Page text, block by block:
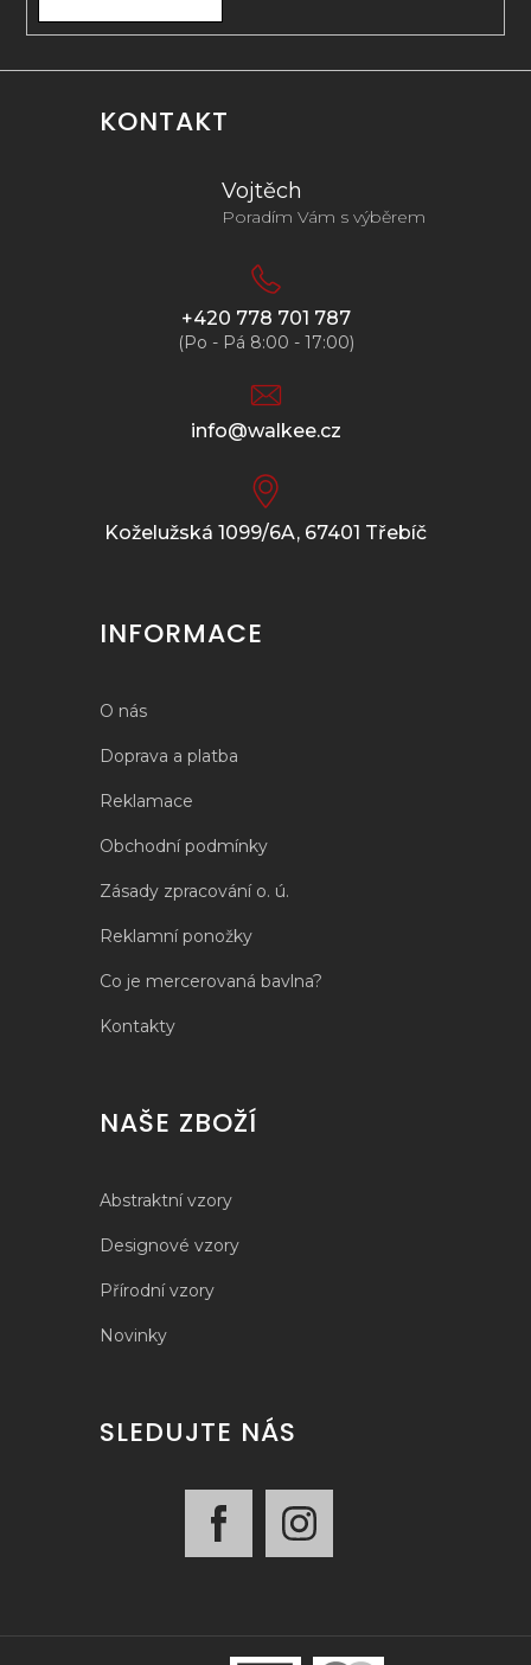
KONTAKT
Vojtěch
Poradím Vám s výběrem
+420 778 701 787
(Po - Pá 8:00 - 17:00)
info@walkee.cz
Koželužská 1099/6A, 67401 Třebíč
INFORMACE
O nás
Doprava a platba
Reklamace
Obchodní podmínky
Zásady zpracování o. ú.
Reklamní ponožky
Co je mercerovaná bavlna?
Kontakty
NAŠE ZBOŽÍ
Abstraktní vzory
Designové vzory
Přírodní vzory
Novinky
SLEDUJTE NÁS